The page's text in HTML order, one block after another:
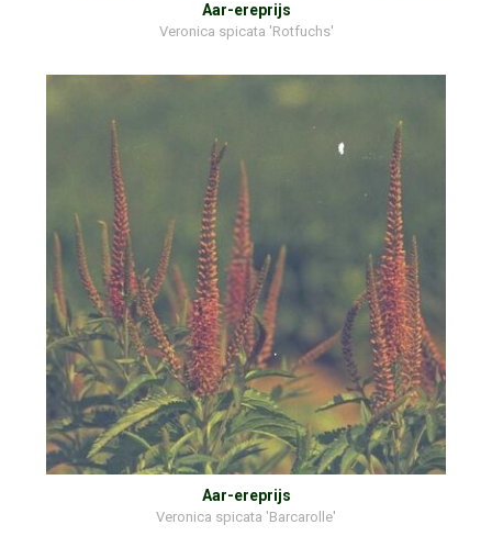
Aar-ereprijs
Veronica spicata 'Rotfuchs'
Aar-ereprijs
Veronica spicata 'Barcarolle'